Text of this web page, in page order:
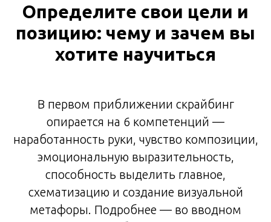
Определите свои цели и
позицию: чему и зачем вы
хотите научиться
В первом приближении скрайбинг
опирается на 6 компетенций —
наработанность руки, чувство композиции,
эмоциональную выразительность,
способность выделить главное,
схематизацию и создание визуальной
метафоры. Подробнее — во вводном